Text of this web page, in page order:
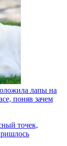
лапы на
поняв зачем